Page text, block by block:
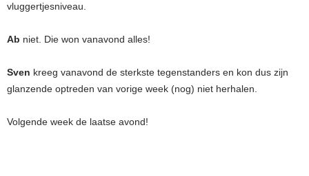
vluggertjesniveau.
Ab niet. Die won vanavond alles!
Sven kreeg vanavond de sterkste tegenstanders en kon dus zijn
glanzende optreden van vorige week (nog) niet herhalen.
Volgende week de laatse avond!